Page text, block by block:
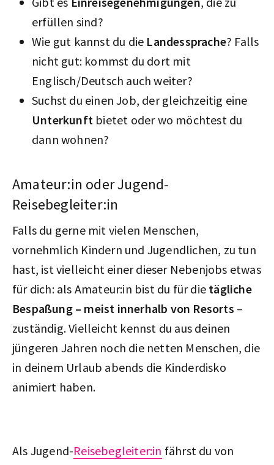
erfüllen sind?
Wie gut kannst du die Landessprache? Falls
nicht gut: kommst du dort mit
Englisch/Deutsch auch weiter?
Suchst du einen Job, der gleichzeitig eine
Unterkunft bietet oder wo möchtest du
dann wohnen?
Amateur:in oder Jugend-
Reisebegleiter:in
Falls du gerne mit vielen Menschen,
vornehmlich Kindern und Jugendlichen, zu tun
hast, ist vielleicht einer dieser Nebenjobs etwas
für dich: als Amateur:in bist du für die tägliche
Bespaßung – meist innerhalb von Resorts –
zuständig. Vielleicht kennst du aus deinen
jüngeren Jahren noch die netten Menschen, die
in deinem Urlaub abends die Kinderdisko
animiert haben.
Als Jugend-Reisebegleiter:in fährst du von